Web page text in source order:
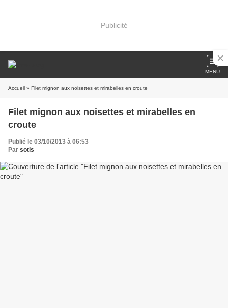
Publicité
MENU
Accueil » Filet mignon aux noisettes et mirabelles en croute
Filet mignon aux noisettes et mirabelles en
croute
Publié le 03/10/2013 à 06:53
Par sotis